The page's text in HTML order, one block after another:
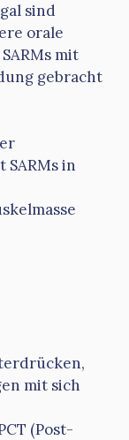
sind
orale
mit
gebracht
in
mit sich
(Post-